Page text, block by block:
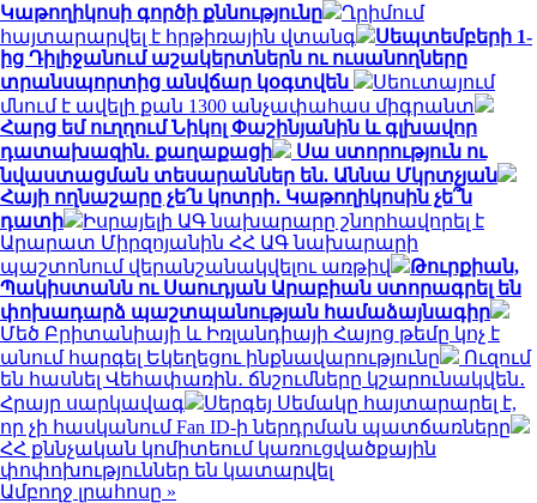
Կաթողիկոսի գործի քննությունը
Ղրիմում
հայտարարվել է հրթիռային վտանգ
Սեպտեմբերի 1-
ից Դիլիջանում աշակերտներն ու ուսանողները
տրանսպորտից անվճար կօգտվեն
Սեուտայում
մնում է ավելի քան 1300 անչափահաս միգրանտ
Հարց եմ ուղղում Նիկոլ Փաշինյանին և գլխավոր
դատախազին. քաղաքացի
Սա ստորություն ու
նվաստացման տեսարաններ են. Աննա Մկրտչյան
Հայի ողնաշարը չե՛ն կոտրի․ Կաթողիկոսին չե՞ն
դատի
Իսրայելի ԱԳ նախարարը շնորհավորել է
Արարատ Միրզոյանին ՀՀ ԱԳ նախարարի
պաշտոնում վերանշանակվելու առթիվ
Թուրքիան,
Պակիստանն ու Սաուդյան Արաբիան ստորագրել են
փոխադարձ պաշտպանության համաձայնագիր
Մեծ Բրիտանիայի և Իռլանդիայի Հայոց թեմը կոչ է
անում հարգել Եկեղեցու ինքնավարությունը
Ուզում
են հասնել Վեհափառին․ ճնշումները կշարունակվեն․
Հրայր սարկավագ
Սերգեյ Սեմակը հայտարարել է,
որ չի հասկանում Fan ID-ի ներդրման պատճառները
ՀՀ քննչական կոմիտեում կառուցվածքային
փոփոխություններ են կատարվել
Ամբողջ լրահոսը »